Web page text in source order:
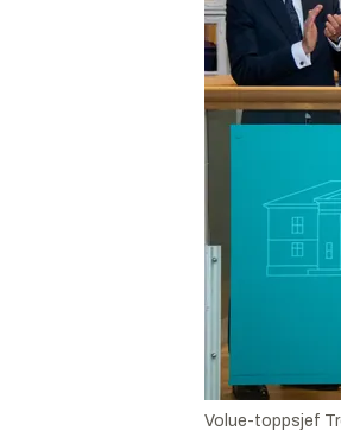
Volue-toppsjef